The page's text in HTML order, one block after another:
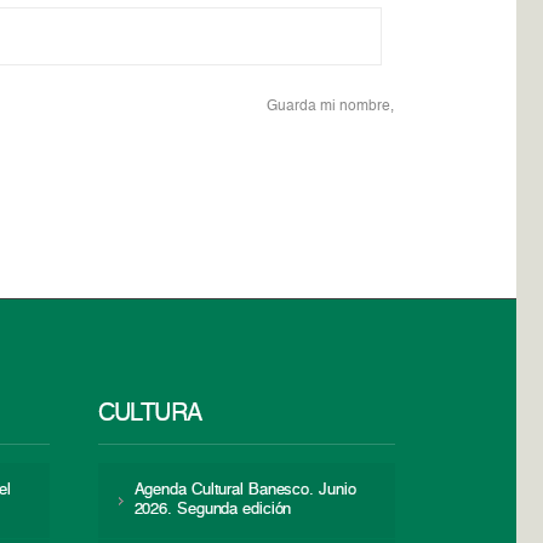
Guarda mi nombre,
CULTURA
Agenda Cultural Banesco. Junio
2026. Segunda edición